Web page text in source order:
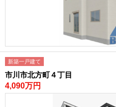
新築一戸建て
市川市北方町４丁目
4,090万円